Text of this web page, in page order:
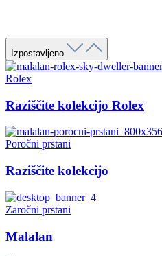
Izpostavljeno
Rolex
Raziščite kolekcijo Rolex
Poročni prstani
Raziščite kolekcijo
Zaročni prstani
Malalan